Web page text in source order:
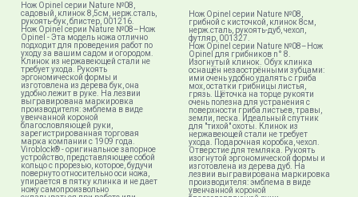
Нож Opinel серии Nature №08,
садовый, клинок 8,5см, нерж.сталь,
рукоять-бук, блистер, 001216.
Нож Opinel серии Nature №08–Нож
Opinel - Эта модель ножа отлично
подходит для проведения работ по
уходу за вашим садом и огородом.
Клинок из нержавеющей стали не
требует ухода. Рукоять
эргономической формы и
изготовлена из дерева бук, она
удобно лежит в руке. На лезвии
выгравирована маркировка
производителя: эмблема в виде
увенчанной короной
благословляющей руки,
зарегистрированная торговая
марка компании с 1909 года.
Viroblock® - оригинальное запорное
устройство, представляющее собой
кольцо с прорезью, которое, будучи
повернуто относительно оси ножа,
упирается в пятку клинка и не дает
ножу самопроизвольно
Нож Opinel серии Nature №08,
грибной с кисточкой, клинок 8см,
нерж.сталь, рукоять-дуб, чехол,
футляр, 001327.
Нож Opinel серии Nature №08–Нож
Opinel для грибников n° 8.
Изогнутый клинок. Обух клинка
оснащён незаострёнными зубцами:
ими очень удобно удалять с гриба
мох, остатки грибницы листья,
грязь. Щёточка на торце рукояти
очень полезна для устранения с
поверхности гриба листьев, травы,
земли, песка. Идеальный спутник
для "тихой" охоты. Клинок из
нержавеющей стали не требует
ухода. Подарочная коробка, чехол.
Отверстие для темляка. Рукоять
изогнутой эргономической формы и
изготовлена из дерева дуб. На
лезвии выгравирована маркировка
производителя: эмблема в виде
увенчанной короной